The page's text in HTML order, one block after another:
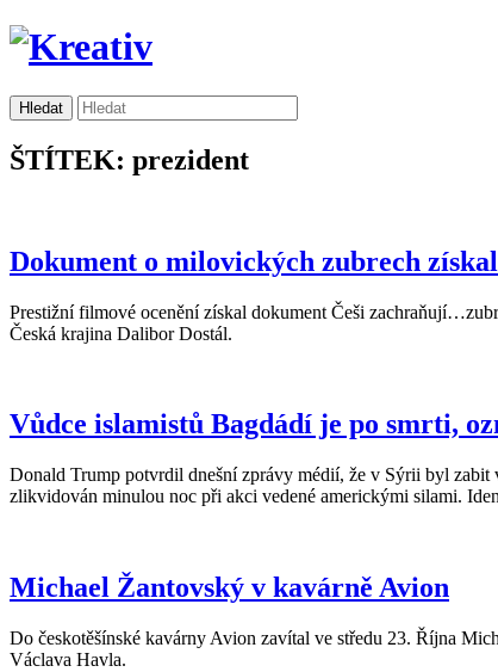
ŠTÍTEK: prezident
Dokument o milovických zubrech
Prestižní filmové ocenění získal dokument Češi
Česká krajina Dalibor Dostál.
Vůdce islamistů Bagdádí je po smrti,
Donald Trump potvrdil dnešní zprávy médií, že v Sýrii byl zabit
zlikvidován minulou noc při akci vedené americkými silami.
Michael Žantovský v kavárně Avion
Do českotěšínské kavárny Avion zavítal ve středu 23. Října
Václava Havla.